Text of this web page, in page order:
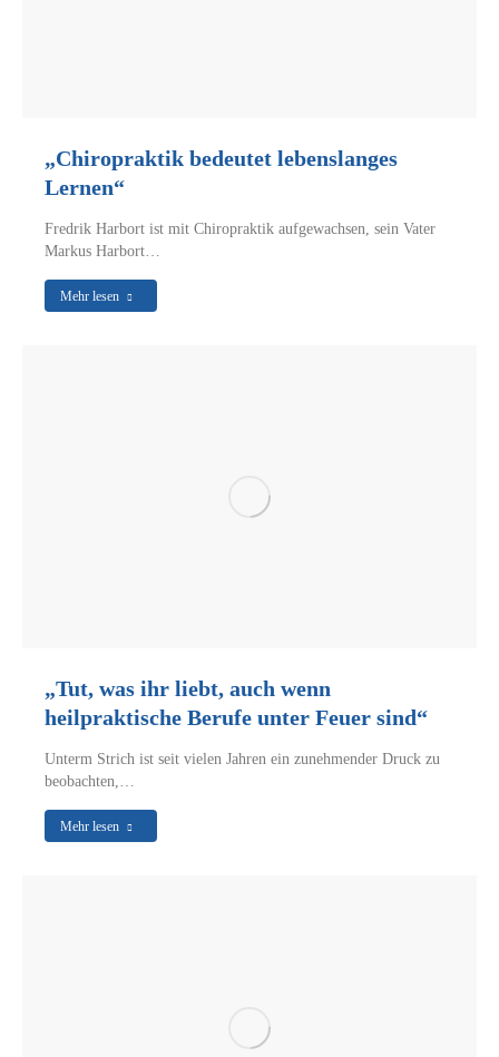
„Chiropraktik bedeutet lebenslanges
Lernen“
Fredrik Harbort ist mit Chiropraktik aufgewachsen, sein Vater
Markus Harbort…
Mehr lesen
„Tut, was ihr liebt, auch wenn
heilpraktische Berufe unter Feuer sind“
Unterm Strich ist seit vielen Jahren ein zunehmender Druck zu
beobachten,…
Mehr lesen